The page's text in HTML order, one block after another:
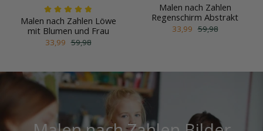
Malen nach Zahlen Löwe
mit Blumen und Frau
33,99 59,98
Malen nach Zahlen
Regenschirm Abstrakt
33,99 59,98